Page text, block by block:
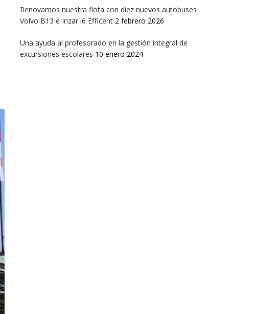
Renovamos nuestra flota con diez nuevos autobuses
Volvo B13 e Irizar i6 Efficent 2 febrero 2026
Una ayuda al profesorado en la gestión integral de
excursiones escolares 10 enero 2024